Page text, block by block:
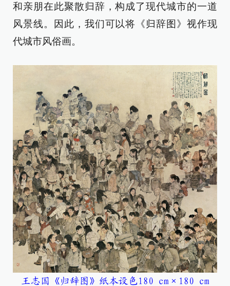
和亲朋在此聚散归辞，构成了现代城市的一道
风景线。因此，我们可以将《归辞图》视作现
代城市风俗画。
王志国《归辞图》纸本设色180 cm×180 cm